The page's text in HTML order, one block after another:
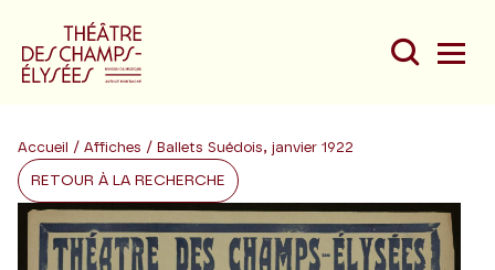
Du
Au
Accueil / Affiches / Ballets Suédois, janvier 1922
RETOUR À LA RECHERCHE